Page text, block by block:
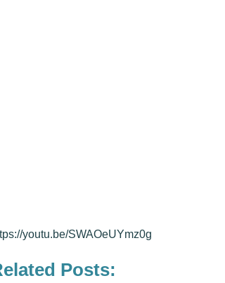
youtu.be/SWAOeUYmz0g
Posts: